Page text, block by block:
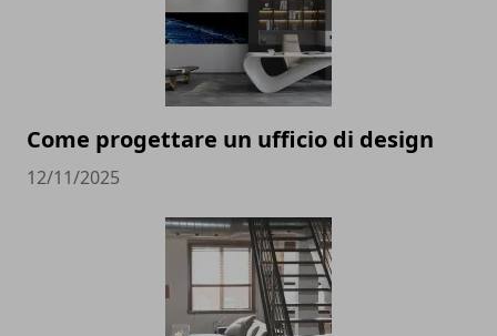
Come progettare un ufficio di design
12/11/2025